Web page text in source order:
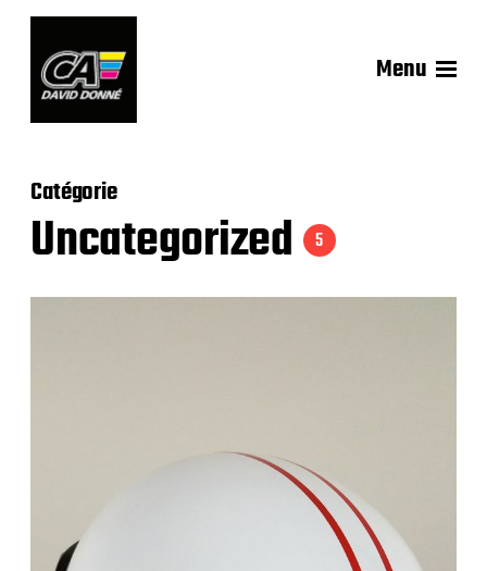
Menu
Catégorie
Uncategorized 5